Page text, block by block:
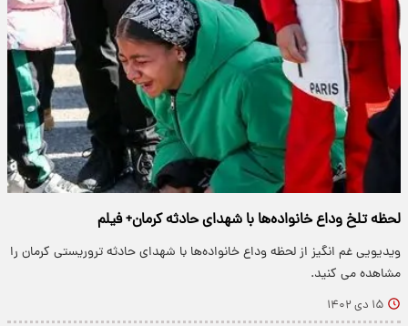
لحظه تلخ وداع خانواده‌ها با شهدای حادثه کرمان+ فیلم
ویدیویی غم انگیز از لحظه وداع خانواده‌ها با شهدای حادثه تروریستی کرمان را
مشاهده می کنید.
۱۵ دی ۱۴۰۲